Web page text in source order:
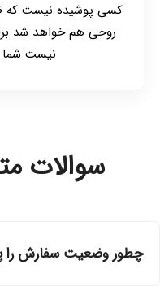
کسی پوشیده نیست که
روحی هم خواهد شد
نیست شما
سوالات
چطور وضعیت سفارش را